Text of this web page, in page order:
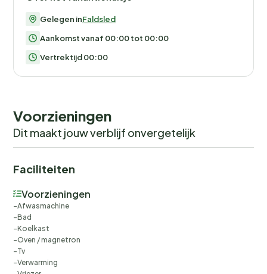
Gelegen inFaldsled
Aankomst vanaf 00:00 tot 00:00
Vertrektijd 00:00
Voorzieningen
Dit maakt jouw verblijf onvergetelijk
Faciliteiten
Voorzieningen
Afwasmachine
Bad
Koelkast
Oven / magnetron
Tv
Verwarming